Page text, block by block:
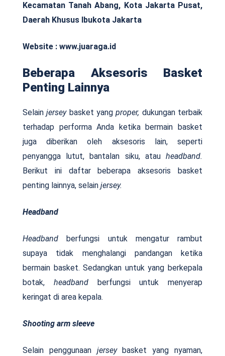
Kecamatan Tanah Abang, Kota Jakarta Pusat,
Daerah Khusus Ibukota Jakarta
Website : www.juaraga.id
Beberapa Aksesoris Basket
Penting Lainnya
Selainjersey basket yangproper, dukungan terbaik
terhadap performa Anda ketika bermain basket
juga diberikan oleh aksesoris lain, seperti
penyangga lutut, bantalan siku, atau headband.
Berikut ini daftar beberapa aksesoris basket
penting lainnya, selain jersey.
Headband
Headband berfungsi untuk mengatur rambut
supaya tidak menghalangi pandangan ketika
bermain basket. Sedangkan untuk yang berkepala
botak, headbandberfungsi untuk menyerap
keringat di area kepala.
Shooting arm sleeve
Selain penggunaan jersey basket yang nyaman,